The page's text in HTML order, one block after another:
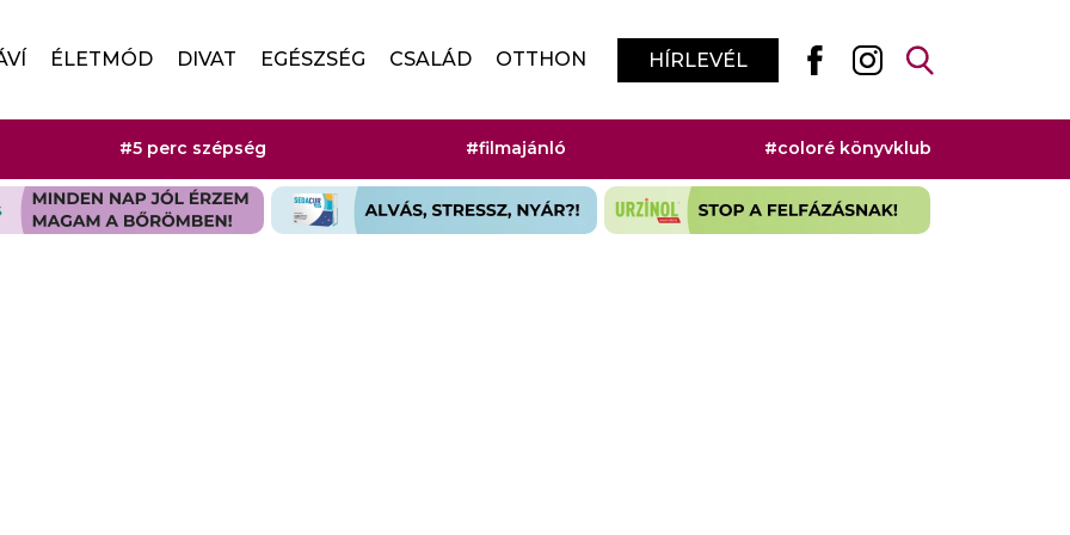
ÉLETMÓD DIVAT EGÉSZSÉG CSALÁD OTTHON HÍRLEVÉL
#5 perc szépség #filmajánló #coloré könyvklub